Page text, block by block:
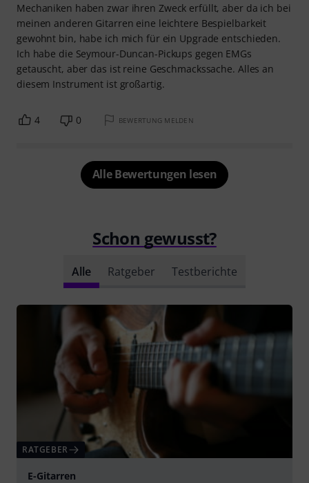
Mechaniken haben zwar ihren Zweck erfüllt, aber da ich bei
meinen anderen Gitarren eine leichtere Bespielbarkeit
gewohnt bin, habe ich mich für ein Upgrade entschieden.
Ich habe die Seymour-Duncan-Pickups gegen EMGs
getauscht, aber das ist reine Geschmackssache. Alles an
diesem Instrument ist großartig.
4 0 BEWERTUNG MELDEN
Alle Bewertungen lesen
Schon gewusst?
Alle Ratgeber Testberichte
RATGEBER
E-Gitarren